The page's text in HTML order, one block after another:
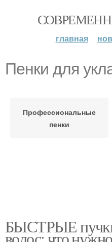
главная
Пенки для
Профессиональные
пенки
БЫСТРЫЕ